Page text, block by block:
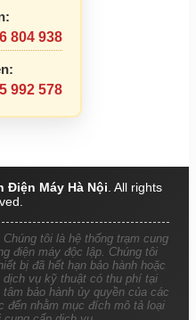
804 938
992 578
Điện Máy Hà Nội . All rights
Chúng tôi là hệ thống trạm cung
điện máy độc lập. Chúng tôi
bị đã hết hạn bảo hành hoặc
vụ kỹ thuật có thu phí tại
bảo hành ủy quyền của các
đến nhằm mục đích mô tả loại